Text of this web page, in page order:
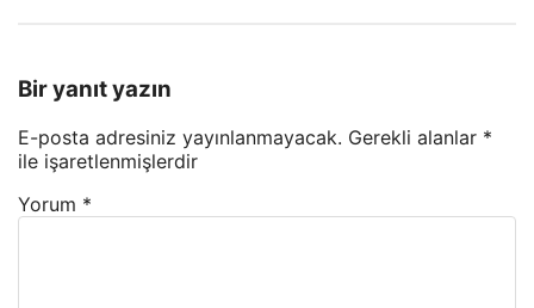
Bir yanıt yazın
E-posta adresiniz yayınlanmayacak. Gerekli alanlar *
ile işaretlenmişlerdir
Yorum *